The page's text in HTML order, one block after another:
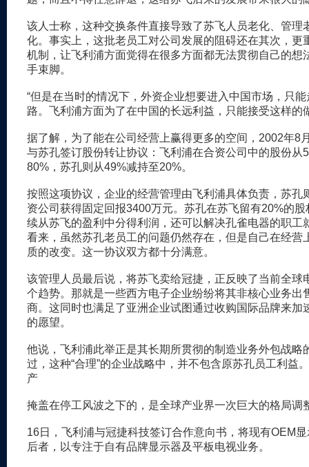
该人士称，这种交换条件直接导致了苏飞人员老化、管理
化。事实上，这批老员工对公司发展的阻碍还在其次，更
机制，让飞利浦方面觉得在很多方面都无法贯彻自己的想
手束脚。
“但是在当时的情况下，外资企业想要进入中国市场，只
路。飞利浦方面为了在中国的长远利益，只能接受这样的
据了解，为了能在公司经营上赢得更多的空间，2002年8
与苏孔签订股份转让协议：飞利浦在合资公司中的股份从
80%，苏孔则从49%减持至20%。
按照这项协议，企业的经营管理由飞利浦具体负责，苏孔
资公司获得固定回报3400万元。苏孔在苏飞留有20%的
续从苏飞的盈利中分得利润，还可以解决孔雀电器的职工
看来，虽然苏孔老员工的问题仍然存在，但是自己在经营
质的改变。这一协议双方都十分满意。
该管理人员最后说，将苏飞卖给冠捷，正反映了当前全球
个趋势。那就是一些西方电子企业纷纷将其非核心业务出
商。这同时也满足了亚洲企业试图通过收购国际品牌来加
的愿望。
他说，飞利浦此举正是其长期所贯彻的制造业务外包战略
过，这种“合理”的企业战略中，并不包含原苏孔员工利益
产
掩盖在停工风波之下的，是全球产业界一次巨大的格局调
16日，飞利浦与冠捷科技签订合作意向书，将现有OEM
后者，以专注于自有品牌显示器及平板电视业务。